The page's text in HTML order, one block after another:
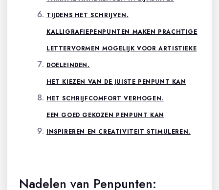
TIJDENS HET SCHRIJVEN.
KALLIGRAFIEPENPUNTEN MAKEN PRACHTIGE
LETTERVORMEN MOGELIJK VOOR ARTISTIEKE
DOELEINDEN.
HET KIEZEN VAN DE JUISTE PENPUNT KAN
HET SCHRIJFCOMFORT VERHOGEN.
EEN GOED GEKOZEN PENPUNT KAN
INSPIREREN EN CREATIVITEIT STIMULEREN.
Nadelen van Penpunten: